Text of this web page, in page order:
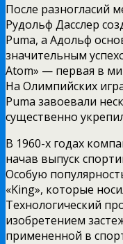
После разногласий
Рудольф Дасслер
Puma, а Адольф
значительным
Atom» — первая в
На Олимпийских
Puma завоевали
существенно
В 1960-х годах
начав выпуск
Особую
«King», которые
Технологический
изобретением
примененной в